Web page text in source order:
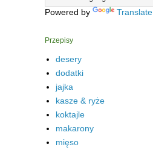
Powered by Translate
Przepisy
desery
dodatki
jajka
kasze & ryże
koktajle
makarony
mięso